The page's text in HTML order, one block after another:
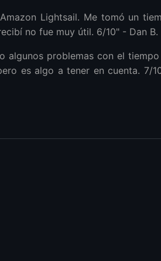
Lightsail. Me tomó un
no fue muy útil. 6/10" - Dan B.
algunos problemas con el
es algo a tener en cuenta. 7/